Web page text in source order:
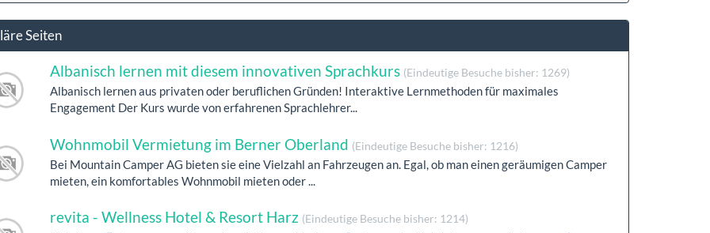
Seiten
Albanisch lernen mit diesem innovativen Sprachkurs (Eindeutige Besuche bisher: 1269)
Albanisch lernen aus privaten oder beruflichen Gründen! Interaktive Lernmethoden für maximales
Engagement Der Kurs wurde von erfahrenen Sprachlehrer...
Wohnmobil Vermietung im Berner Oberland (Eindeutige Besuche bisher: 1216)
Bei Mountain Camper AG bieten sie eine Vielzahl an Fahrzeugen an. Egal, ob man einen geräumigen Camper
mieten, ein komfortables Wohnmobil mieten oder ...
revita - Wellness Hotel & Resort Harz (Eindeutige Besuche bisher: 1214)